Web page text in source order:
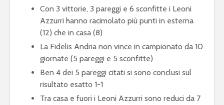
Con 3 vittorie, 3 pareggi e 6 sconfitte i Leoni
Azzurri hanno racimolato più punti in esterna
(12) che in casa (8)
La Fidelis Andria non vince in campionato da 10
giornate (5 pareggi e 5 sconfitte)
Ben 4 dei 5 pareggi citati si sono conclusi sul
risultato esatto 1-1
Tra casa e fuori i Leoni Azzurri sono reduci da 7